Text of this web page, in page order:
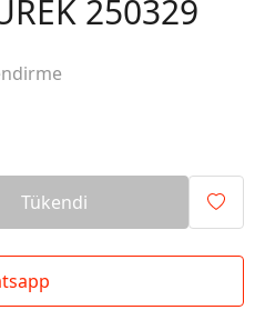
250329
Tükendi